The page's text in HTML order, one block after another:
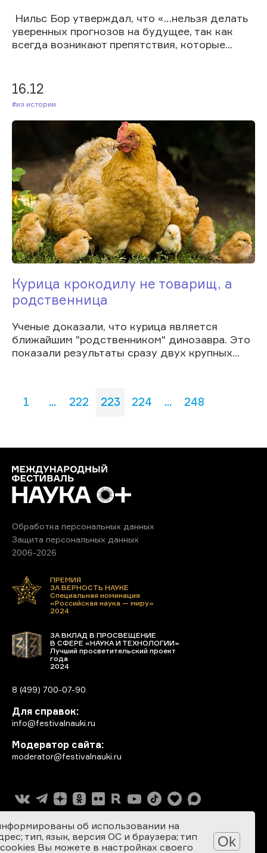
Нильс Бор утверждал, что «…нельзя делать
уверенных прогнозов на будущее, так как
всегда возникают препятствия, которые...
16.12
#Из истории
Курица крокодилу не товарищ, а
родственница
Ученые доказали, что курица является
ближайшим "родственником" динозавра. Это
показали результаты сразу двух крупных...
1 ... 222 223 224 ... 248
Обработка персональных данных
Защита персональных данных
2006-2026
ПРЕМИЯ
ЗА ВЕРНОСТЬ НАУКЕ
Специальная номинация
«Российская наука — миру»
2024
ЗА ВКЛАД В ПРОСВЕЩЕНИЕ
В СФЕРЕ «НАУКА И ТЕХНОЛОГИИ»
Лучший просветительский проект
года
2024
8 (499) 700-07-90
Для справок:
info@festivalnauki.ru
Модератор сайта:
moderator@festivalnauki.ru
об использовании на
тип, язык, версия ОС и браузера; тип
Вы можете в настройках своего
Ok